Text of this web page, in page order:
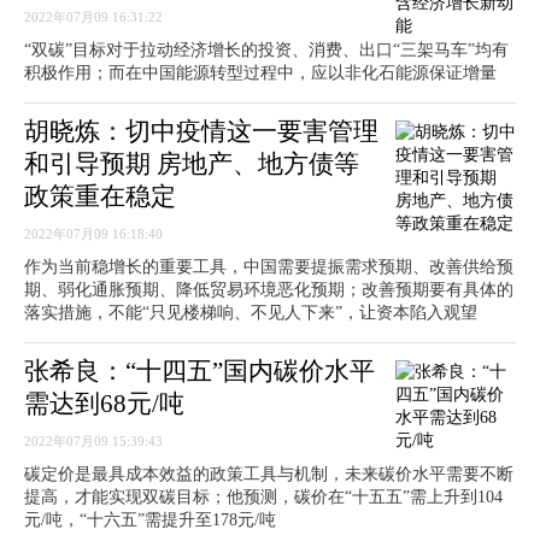
2022年07月09 16:31:22
“双碳”目标对于拉动经济增长的投资、消费、出口“三架马车”均有
积极作用；而在中国能源转型过程中，应以非化石能源保证增量
胡晓炼：切中疫情这一要害管理
和引导预期 房地产、地方债等
政策重在稳定
2022年07月09 16:18:40
作为当前稳增长的重要工具，中国需要提振需求预期、改善供给预
期、弱化通胀预期、降低贸易环境恶化预期；改善预期要有具体的
落实措施，不能“只见楼梯响、不见人下来”，让资本陷入观望
张希良：“十四五”国内碳价水平
需达到68元/吨
2022年07月09 15:39:43
碳定价是最具成本效益的政策工具与机制，未来碳价水平需要不断
提高，才能实现双碳目标；他预测，碳价在“十五五”需上升到104
元/吨，“十六五”需提升至178元/吨